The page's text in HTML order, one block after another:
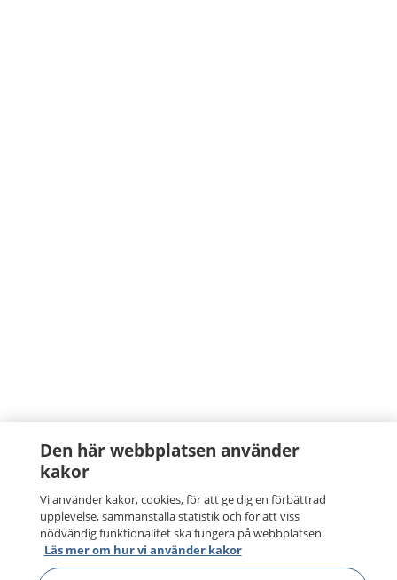
Den här webbplatsen använder
kakor
Vi använder kakor, cookies, för att ge dig en förbättrad
upplevelse, sammanställa statistik och för att viss
nödvändig funktionalitet ska fungera på webbplatsen.
Läs mer om hur vi använder kakor